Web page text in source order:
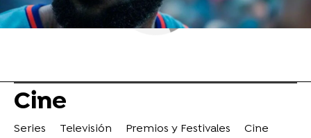
Cine
Series Televisión Premios y Festivales
Cine